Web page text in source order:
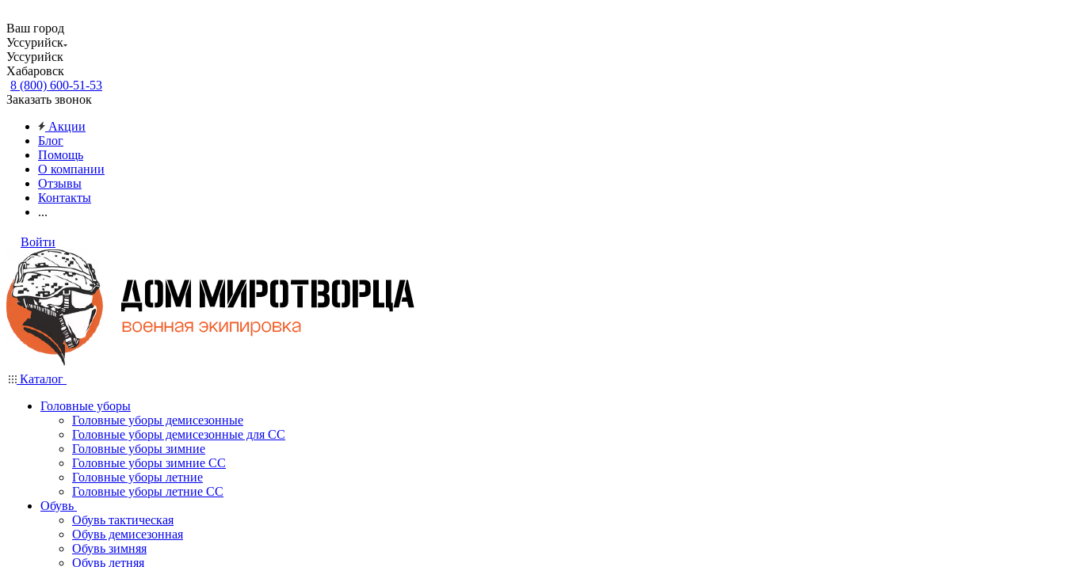
Ваш город
Уссурийск
Уссурийск
Хабаровск
8 (800) 600-51-53
Заказать звонок
Акции
Блог
Помощь
О компании
Отзывы
Контакты
...
Войти
Каталог
Головные уборы
Головные уборы демисезонные
Головные уборы демисезонные для СС
Головные уборы зимние
Головные уборы зимние СС
Головные уборы летние
Головные уборы летние СС
Обувь
Обувь тактическая
Обувь демисезонная
Обувь зимняя
Обувь летняя